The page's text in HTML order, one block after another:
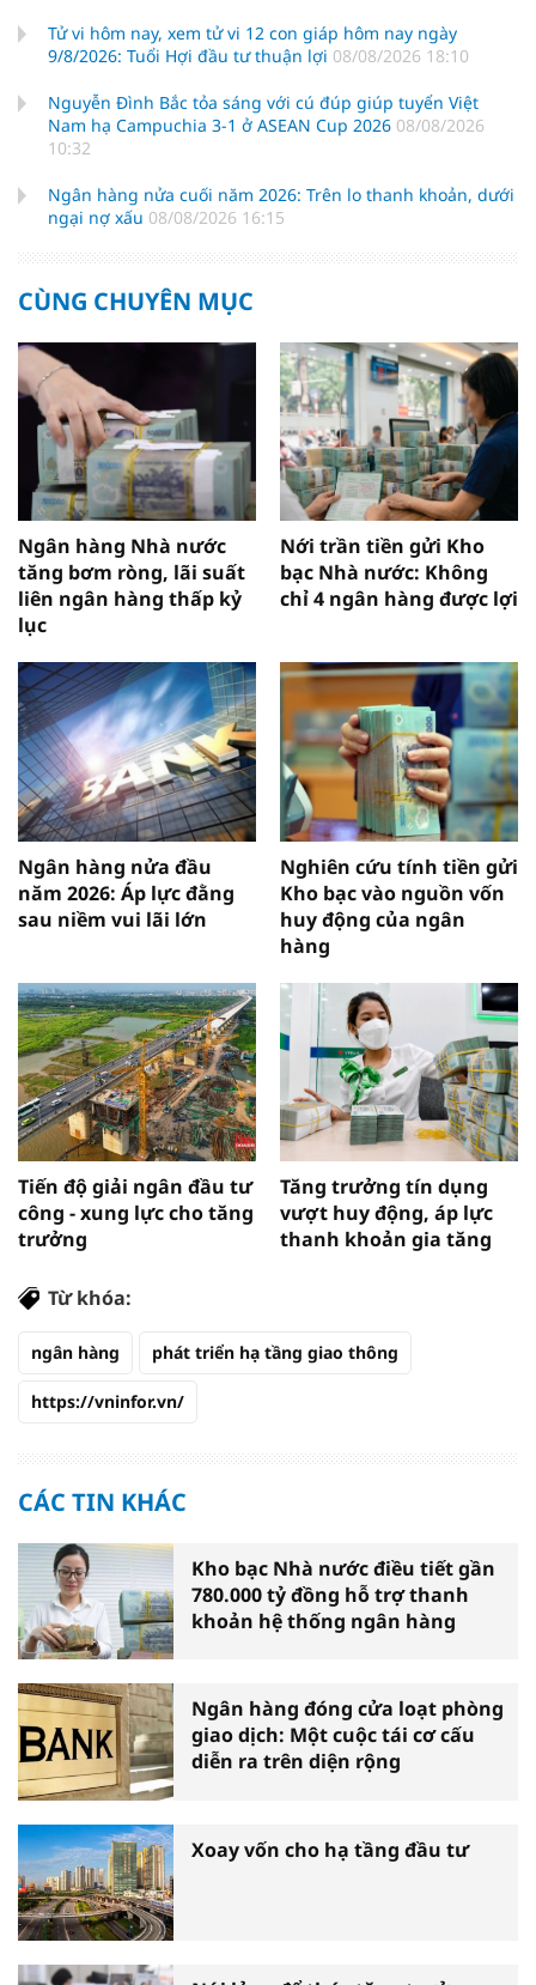
Tử vi hôm nay, xem tử vi 12 con giáp hôm nay ngày
9/8/2026: Tuổi Hợi đầu tư thuận lợi 08/08/2026 18:10
Nguyễn Đình Bắc tỏa sáng với cú đúp giúp tuyển Việt
Nam hạ Campuchia 3-1 ở ASEAN Cup 2026 08/08/2026
10:32
Ngân hàng nửa cuối năm 2026: Trên lo thanh khoản, dưới
ngại nợ xấu 08/08/2026 16:15
CÙNG CHUYÊN MỤC
Ngân hàng Nhà nước
tăng bơm ròng, lãi suất
liên ngân hàng thấp kỷ
lục
Nới trần tiền gửi Kho
bạc Nhà nước: Không
chỉ 4 ngân hàng được lợi
Ngân hàng nửa đầu
năm 2026: Áp lực đằng
sau niềm vui lãi lớn
Nghiên cứu tính tiền gửi
Kho bạc vào nguồn vốn
huy động của ngân
hàng
Tiến độ giải ngân đầu tư
công - xung lực cho tăng
trưởng
Tăng trưởng tín dụng
vượt huy động, áp lực
thanh khoản gia tăng
Từ khóa:
ngân hàng phát triển hạ tầng giao thông
https://vninfor.vn/
CÁC TIN KHÁC
Kho bạc Nhà nước điều tiết gần
780.000 tỷ đồng hỗ trợ thanh
khoản hệ thống ngân hàng
Ngân hàng đóng cửa loạt phòng
giao dịch: Một cuộc tái cơ cấu
diễn ra trên diện rộng
Xoay vốn cho hạ tầng đầu tư